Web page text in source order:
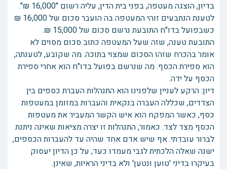
בדיון, הוצגה מעטפה, בפני בית הדין, עליה רשום "16,000 ₪".
לטענת הנתבעים זוהי המעטפה בה הועבר סכום של 16,000 ₪
כשבפועל בדו"ח התובעת נרשם סכום של 15,000 ₪.
התובעת טענה, שזה שעל המעטפה כתוב סכום מסוים לא
אומר בהכרח שזהו הסכום שמצוי בתוכה. מה שקובע, לטענתה,
הוא ספירת הכסף. מה שנרשם בפועל בדו"ח הוא אחרי ספירת
הכסף על ידה.
דיון: הרקע לעניין שלפנינו הוא התנהלות העברת כספים בין
הצדדים, שכללה העברה בנקאית והעברות במזומן במעטפות
כסף, כאשר המפקח הוא איש הקשר המעביר את מעטפות
הכסף מצד לצד. כאמור, התנהלות זו יצרה מציאות שאינה ניתנת
לברור עובדתי. אף שיש אדם אחד שהיה עד להעברות הכספים,
ישנה שאלה הלכתית לגבי מעמדו כעד, על כן הדיון יעסוק
בעיקרו בדיני 'טוען ונטען' ולא בדיני הראיות, שאינן.